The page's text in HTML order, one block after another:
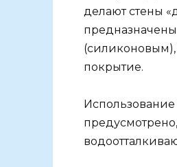
делают стены
покрытие.